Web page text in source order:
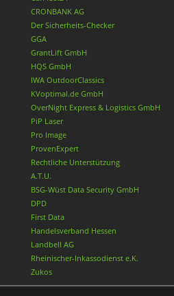
CRONBANK AG
Der Sicherheits-Checker
GGA
GrantLift GmbH
HQS GmbH
IWA OutdoorClassics
KVoptimal.de GmbH
OverNight Express & Logistics GmbH
PiP Laser
Pro Image
ProvenExpert
Rechtliche Unterstützung
A.T.U.
BSG-Wüst Data Security GmbH
DPD
First Data
Handelsverband Hessen
Landbell AG
Rheinischer-Inkassodienst e.K.
Zukos